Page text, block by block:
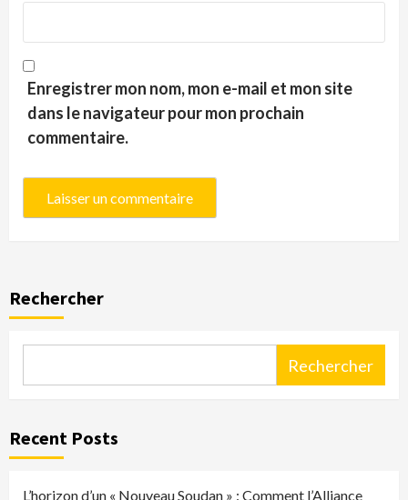
Enregistrer mon nom, mon e-mail et mon site
dans le navigateur pour mon prochain
commentaire.
Rechercher
Rechercher
Recent Posts
L’horizon d’un « Nouveau Soudan » : Comment l’Alliance